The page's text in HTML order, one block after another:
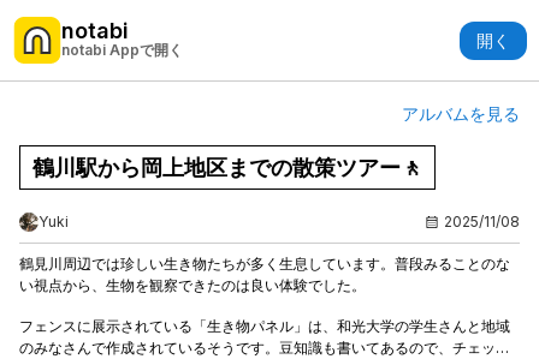
notabi
notabi Appで開く 開く
アルバムを見る
鶴川駅から岡上地区までの散策ツアー🚶
Yuki 2025/11/08
鶴見川周辺では珍しい生き物たちが多く生息しています。普段みることのな
い視点から、生物を観察できたのは良い体験でした。
フェンスに展示されている「生き物パネル」は、和光大学の学生さんと地域
のみなさんで作成されているそうです。豆知識も書いてあるので、チェック